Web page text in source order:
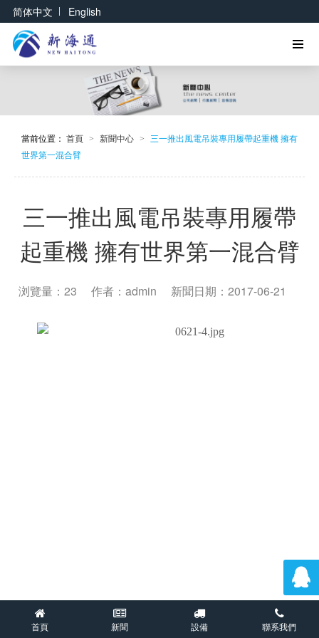
简体中文 | English
當前位置： 首頁 > 新聞中心 >
三一推出風電吊裝專用履帶起重機 擁有
世界第一混合臂
三一推出風電吊裝專用履帶
起重機 擁有世界第一混合臂
浏覽量：23 作者：admin 新聞日期：2017-06-21
首頁 新聞 設備 聯系我們